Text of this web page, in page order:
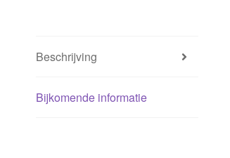
Beschrijving
Bijkomende informatie